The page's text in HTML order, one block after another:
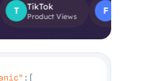
TikTok
Product Views
Facebook
Post Reviews